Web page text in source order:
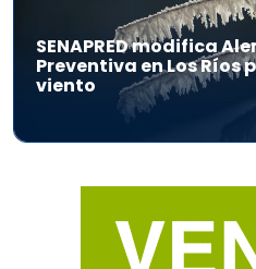
SENAPRED modifica
Preventiva en Los Ríos
viento